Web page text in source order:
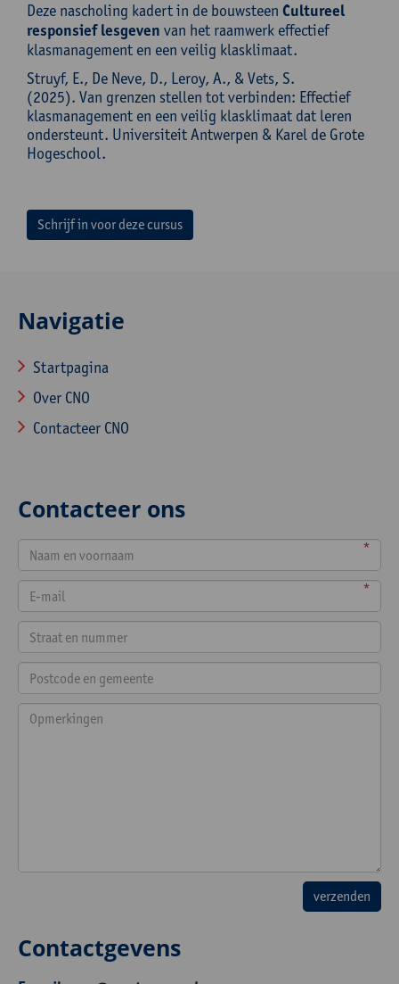
Deze nascholing kadert in de bouwsteen Cultureel
responsief lesgeven van het raamwerk effectief
klasmanagement en een veilig klasklimaat.
Struyf, E., De Neve, D., Leroy, A., & Vets, S.
(2025). Van grenzen stellen tot verbinden: Effectief
klasmanagement en een veilig klasklimaat dat leren
ondersteunt. Universiteit Antwerpen & Karel de Grote
Hogeschool.
Schrijf in voor deze cursus
Navigatie
Startpagina
Over CNO
Contacteer CNO
Contacteer ons
*
*
Contactgevens